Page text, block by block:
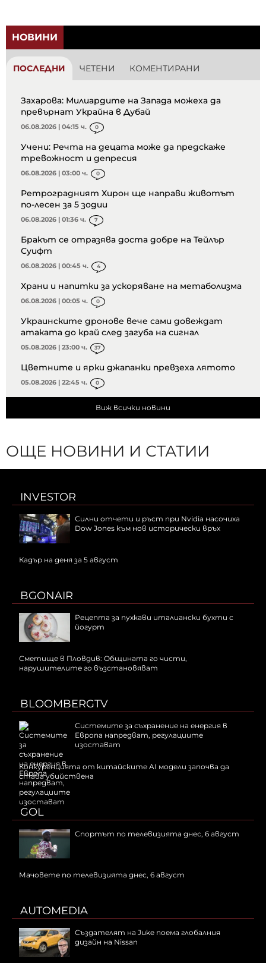
НОВИНИ
ПОСЛЕДНИ ЧЕТЕНИ КОМЕНТИРАНИ
Захарова: Милиардите на Запада можеха да
превърнат Украйна в Дубай
06.08.2026 | 04:15 ч. 0
Учени: Речта на децата може да предскаже
тревожност и депресия
06.08.2026 | 03:00 ч. 0
Ретроградният Хирон ще направи животът
по-лесен за 5 зодии
06.08.2026 | 01:36 ч. 7
Бракът се отразява доста добре на Тейлър
Суифт
06.08.2026 | 00:45 ч. 4
Храни и напитки за ускоряване на метаболизма
06.08.2026 | 00:05 ч. 0
Украинските дронове вече сами довеждат
атаката до край след загуба на сигнал
05.08.2026 | 23:00 ч. 37
Цветните и ярки джапанки превзеха лятото
05.08.2026 | 22:45 ч. 0
Виж всички новини
ОЩЕ НОВИНИ И СТАТИИ
INVESTOR
Силни отчети и ръст при Nvidia насочиха
Dow Jones към нов исторически връх
Кадър на деня за 5 август
BGONAIR
Рецепта за пухкави италиански бухти с
йогурт
Сметище в Пловдив: Общината го чисти,
нарушителите го възстановяват
BLOOMBERGTV
Системите за съхранение на енергия в
Европа напредват, регулациите
изостават
Конкуренцията от китайските AI модели започва да
става убийствена
GOL
Спортът по телевизията днес, 6 август
Мачовете по телевизията днес, 6 август
AUTOMEDIA
Създателят на Juke поема глобалния
дизайн на Nissan